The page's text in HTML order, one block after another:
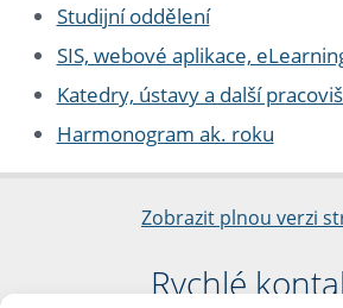
Studijní oddělení
SIS, webové aplikace,
Katedry, ústavy a další
Harmonogram ak. roku
Zobrazit plnou verzi
Rychlé